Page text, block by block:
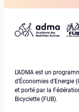
L’ADMA est un
d’Économies
et porté par la
Bicyclette (FUB).